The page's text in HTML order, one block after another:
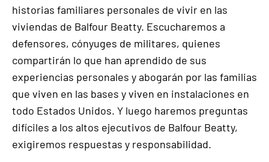
historias familiares personales de vivir en las
viviendas de Balfour Beatty. Escucharemos a
defensores, cónyuges de militares, quienes
compartirán lo que han aprendido de sus
experiencias personales y abogarán por las familias
que viven en las bases y viven en instalaciones en
todo Estados Unidos. Y luego haremos preguntas
difíciles a los altos ejecutivos de Balfour Beatty,
exigiremos respuestas y responsabilidad.